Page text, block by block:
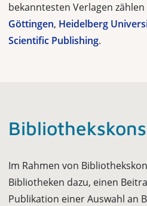
bekanntesten Verlagen
Göttingen, Heidelberg
Scientific Publishing.
Im Rahmen von
Bibliotheken dazu, einen
Publikation einer Auswahl an